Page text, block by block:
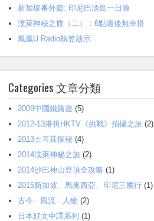
新加坡番外篇: 印尼巴淡島一日遊
汶萊神秘之旅（二）：6點過後無車搭
鳳凰U Radio執笠啟示
Categories 文章分類
2009中國鐵路遊 (5)
2012-13港視HKTV《挑戰》拍攝之旅 (2)
2013土耳其探秘 (4)
2014汶萊神秘之旅 (2)
2014沙巴神山登頂全攻略 (1)
2015新加坡、馬來西亞、印尼三國行 (1)
古今 · 風流 · 人物 (2)
日本好文中譯系列 (1)